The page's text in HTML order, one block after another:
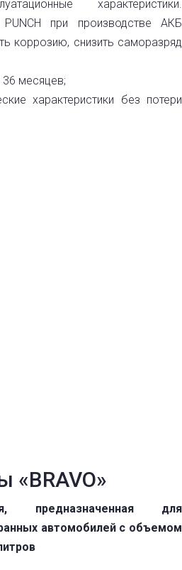
характеристики.
PUNCH при производстве АКБ
коррозию, снизить саморазряд
36 месяцев;
характеристики без потери
«BRAVO»
предназначенная для
автомобилей с объемом